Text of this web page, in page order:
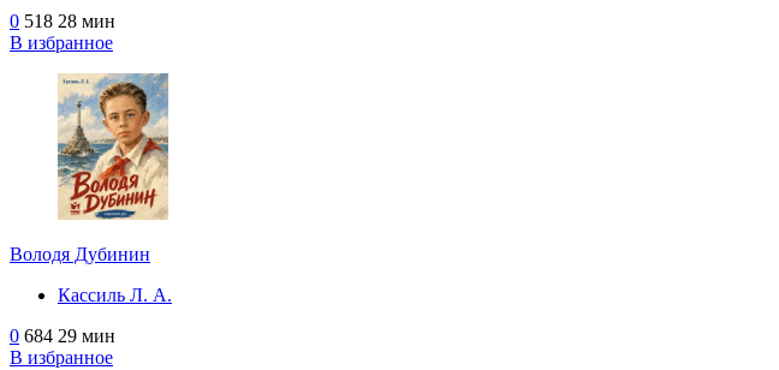
0 518 28 мин
В избранное
Володя Дубинин
Кассиль Л. А.
0 684 29 мин
В избранное